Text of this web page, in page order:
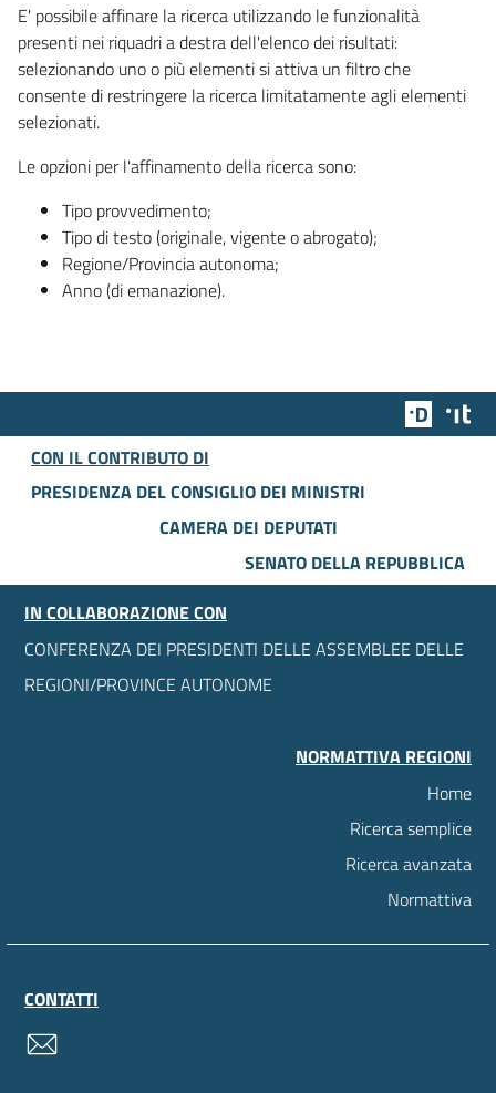
E' possibile affinare la ricerca utilizzando le funzionalità
presenti nei riquadri a destra dell'elenco dei risultati:
selezionando uno o più elementi si attiva un filtro che
consente di restringere la ricerca limitatamente agli elementi
selezionati.
Le opzioni per l'affinamento della ricerca sono:
Tipo provvedimento;
Tipo di testo (originale, vigente o abrogato);
Regione/Provincia autonoma;
Anno (di emanazione).
Team
CON IL CONTRIBUTO DI
PRESIDENZA DEL CONSIGLIO DEI MINISTRI
CAMERA DEI DEPUTATI
SENATO DELLA REPUBBLICA
IN COLLABORAZIONE CON
CONFERENZA DEI PRESIDENTI DELLE ASSEMBLEE DELLE
REGIONI/PROVINCE AUTONOME
NORMATTIVA REGIONI
Home
Ricerca semplice
Ricerca avanzata
Normattiva
CONTATTI